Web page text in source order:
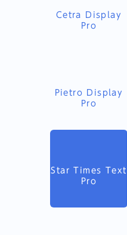
Cetra Display
Pro
Pietro Display
Pro
Star Times Text
Pro